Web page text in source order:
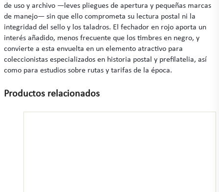
de uso y archivo —leves pliegues de apertura y pequeñas marcas
de manejo— sin que ello comprometa su lectura postal ni la
integridad del sello y los taladros. El fechador en rojo aporta un
interés añadido, menos frecuente que los timbres en negro, y
convierte a esta envuelta en un elemento atractivo para
coleccionistas especializados en historia postal y prefilatelia, así
como para estudios sobre rutas y tarifas de la época.
Productos relacionados